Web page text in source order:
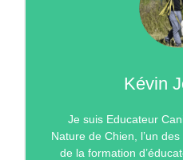
Kévin
Je suis Educateur
Nature de Chien, l’un
de la formation